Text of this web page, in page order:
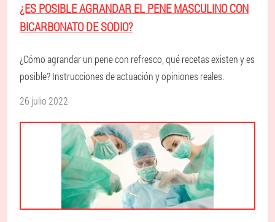
¿ES POSIBLE AGRANDAR EL PENE MASCULINO CON
BICARBONATO DE SODIO?
¿Cómo agrandar un pene con refresco, qué recetas existen y es
posible? Instrucciones de actuación y opiniones reales.
26 julio 2022